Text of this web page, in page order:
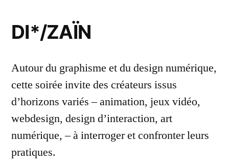
DI*/ZAÏN
Autour du graphisme et du design numérique,
cette soirée invite des créateurs issus
d’horizons variés – animation, jeux vidéo,
webdesign, design d’interaction, art
numérique, – à interroger et confronter leurs
pratiques.